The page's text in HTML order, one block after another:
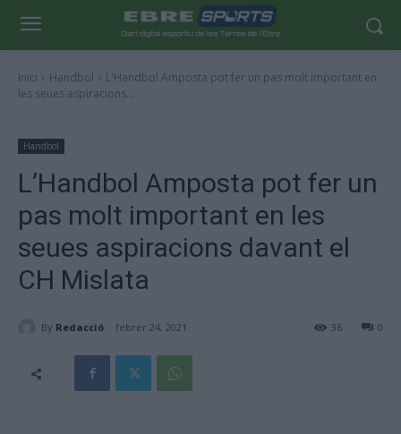
Inici Handbol
L'Handbol Amposta pot fer un pas molt important en
les seues aspiracions...
Handbol
L’Handbol Amposta pot fer un
pas molt important en les
seues aspiracions davant el
CH Mislata
By Redacció febrer 24, 2021 0
36